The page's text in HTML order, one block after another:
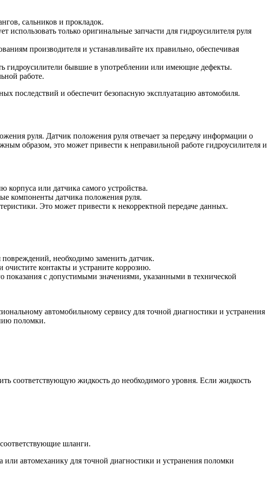
сальников и прокладок.
только оригинальные запчасти для гидроусилителя руля
производителя и устанавливайте их правильно, обеспечивая
гидроусилители бывшие в употреблении или имеющие дефекты.
работе.
последствий и обеспечит безопасную эксплуатацию автомобиля.
руля. Датчик положения руля отвечает за передачу информации о
образом, это может привести к неправильной работе гидроусилителя и
или датчика самого устройства.
компоненты датчика положения руля.
Это может привести к некорректной передаче данных.
необходимо заменить датчик.
контакты и устраните коррозию.
с допустимыми значениями, указанными в технической
автомобильному сервису для точной диагностики и устранения
поломки.
соответствующую жидкость до необходимого уровня. Если жидкость
шланги.
автомеханику для точной диагностики и устранения поломки